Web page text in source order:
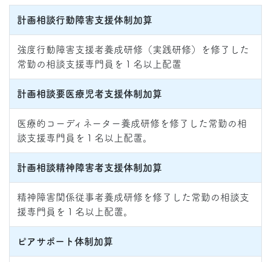
計画相談行動障害支援体制加算
強度行動障害支援者養成研修（実践研修）を修了した
常勤の相談支援専門員を１名以上配置
計画相談要医療児者支援体制加算
医療的コーディネーター養成研修を修了した常勤の相
談支援専門員を１名以上配置。
計画相談精神障害者支援体制加算
精神障害関係従事者養成研修を修了した常勤の相談支
援専門員を１名以上配置。
ピアサポート体制加算